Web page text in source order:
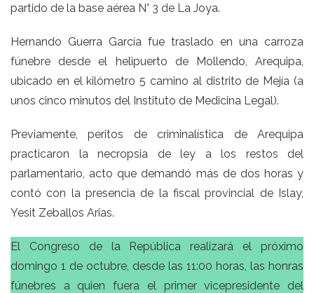
partido de la base aérea N° 3 de La Joya.
Hernando Guerra García fue traslado en una carroza
fúnebre desde el helipuerto de Mollendo, Arequipa,
ubicado en el kilómetro 5 camino al distrito de Mejía (a
unos cinco minutos del Instituto de Medicina Legal).
Previamente, peritos de criminalística de Arequipa
practicaron la necropsia de ley a los restos del
parlamentario, acto que demandó más de dos horas y
contó con la presencia de la fiscal provincial de Islay,
Yesit Zeballos Arias.
El Congreso de la República realizará el próximo
domingo 1 de octubre, desde las 11:00 horas, las honras
fúnebres a quien fuera el primer vicepresidente del